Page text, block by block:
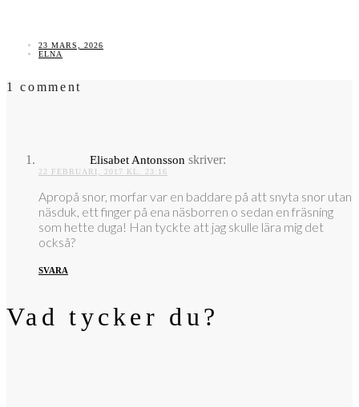
23 MARS, 2026
ELNA
1 comment
Elisabet Antonsson skriver:
22 FEBRUARI, 2017 KL. 23:16
Apropå snor, morfar var en baddare på att snyta snor utan
näsduk, ett finger på ena näsborren o sedan en fräsning
som hette duga! Han tyckte att jag skulle lära mig det
också?
SVARA
Vad tycker du?